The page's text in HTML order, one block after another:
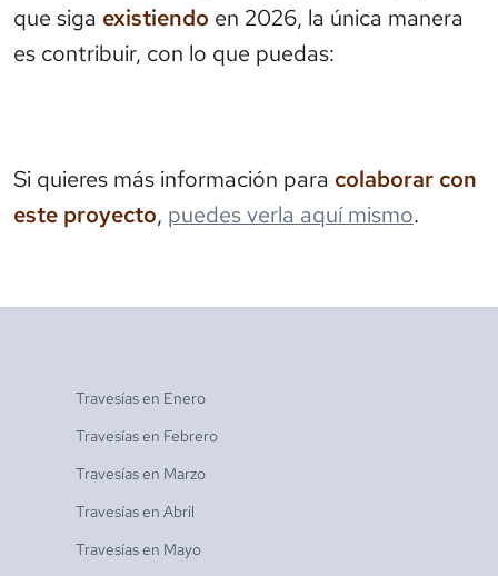
que siga existiendo en 2026, la única manera
es contribuir, con lo que puedas:
Si quieres más información para colaborar con
este proyecto, puedes verla aquí mismo.
Travesías en Enero
Travesías en Febrero
Travesías en Marzo
Travesías en Abril
Travesías en Mayo